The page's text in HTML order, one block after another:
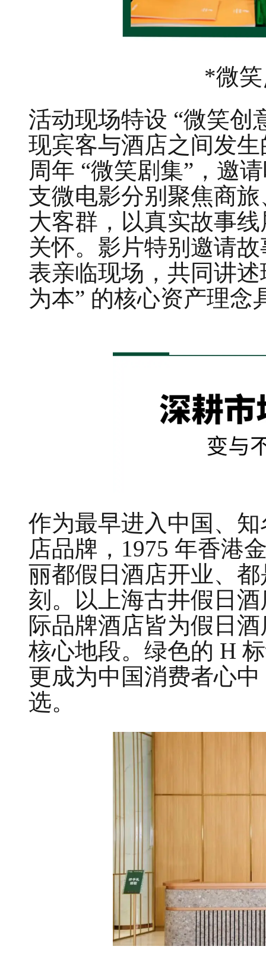
*微
活动现场特设 “微笑创
现宾客与酒店之间发
周年 “微笑剧集”，邀
支微电影分别聚焦商
大客群，以真实故事
关怀。影片特别邀请
表亲临现场，共同讲
为本” 的核心资产理念
作为最早进入中国、
店品牌，1975 年香港
丽都假日酒店开业、
刻。以上海古井假日
际品牌酒店皆为假日
核心地段。绿色的 H
更成为中国消费者心
选。